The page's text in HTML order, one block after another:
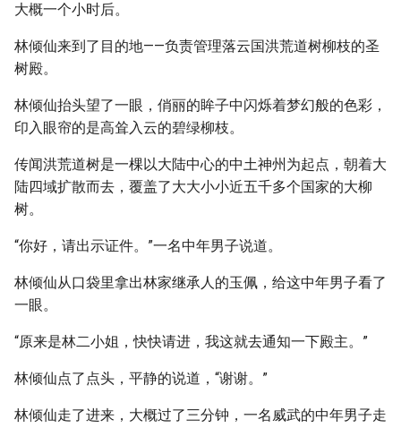
大概一个小时后。
林倾仙来到了目的地——负责管理落云国洪荒道树柳枝的圣
树殿。
林倾仙抬头望了一眼，俏丽的眸子中闪烁着梦幻般的色彩，
印入眼帘的是高耸入云的碧绿柳枝。
传闻洪荒道树是一棵以大陆中心的中土神州为起点，朝着大
陆四域扩散而去，覆盖了大大小小近五千多个国家的大柳
树。
“你好，请出示证件。”一名中年男子说道。
林倾仙从口袋里拿出林家继承人的玉佩，给这中年男子看了
一眼。
“原来是林二小姐，快快请进，我这就去通知一下殿主。”
林倾仙点了点头，平静的说道，“谢谢。”
林倾仙走了进来，大概过了三分钟，一名威武的中年男子走